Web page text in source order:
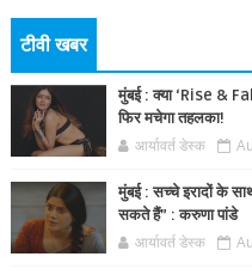
टीवी खबर
मुंबई : क्या ‘Rise &
फिर मचेगा तहलका!
आर्यावर्त डेस्क
मुंबई : सच्चे इरादों के
सकते हैं” : करुणा पांडे
आर्यावर्त डेस्क